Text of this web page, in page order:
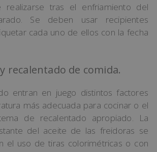
realizarse tras el enfriamiento del
Se deben usar recipientes
cada uno de ellos con la fecha
recalentado de comida.
entran en juego distintos factores
más adecuada para cocinar o el
de recalentado apropiado. La
del aceite de las freidoras se
el uso de tiras colorimétricas o con